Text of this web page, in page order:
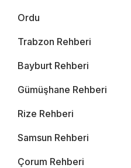
Ordu
Trabzon Rehberi
Bayburt Rehberi
Gümüşhane Rehberi
Rize Rehberi
Samsun Rehberi
Çorum Rehberi